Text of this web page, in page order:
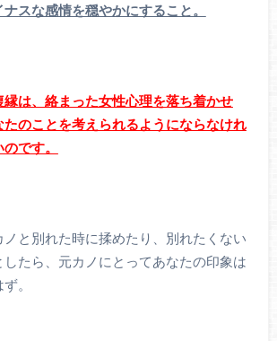
スな感情を穏やかにすること。
は、絡まった女性心理を落ち着かせ
のことを考えられるようにならなけれ
です。
ノと別れた時に揉めたり、別れたくない
したら、元カノにとってあなたの印象は
。